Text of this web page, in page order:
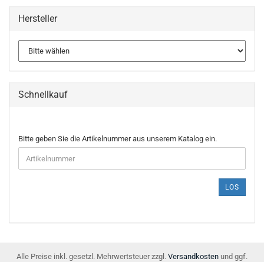
Hersteller
Schnellkauf
BITTE
GEBEN
SIE
DIE
EIN.
Bitte geben Sie die Artikelnummer aus unserem Katalog ein.
LOS
Alle Preise inkl. gesetzl. Mehrwertsteuer zzgl. Versandkosten und ggf.